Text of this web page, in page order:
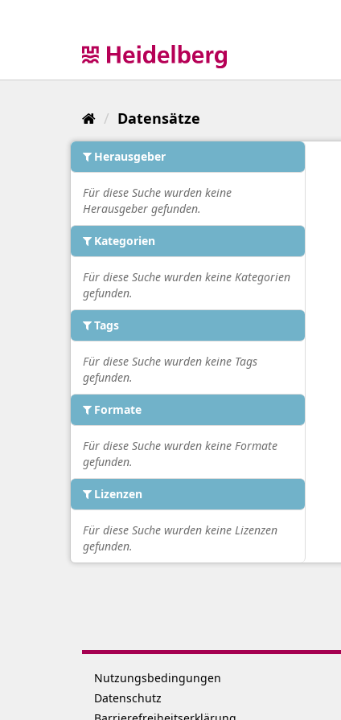
Datensätze
Herausgeber
Für diese Suche wurden keine
Herausgeber gefunden.
Kategorien
Für diese Suche wurden keine Kategorien
gefunden.
Tags
Für diese Suche wurden keine Tags
gefunden.
Formate
Für diese Suche wurden keine Formate
gefunden.
Lizenzen
Für diese Suche wurden keine Lizenzen
gefunden.
Nutzungsbedingungen
Datenschutz